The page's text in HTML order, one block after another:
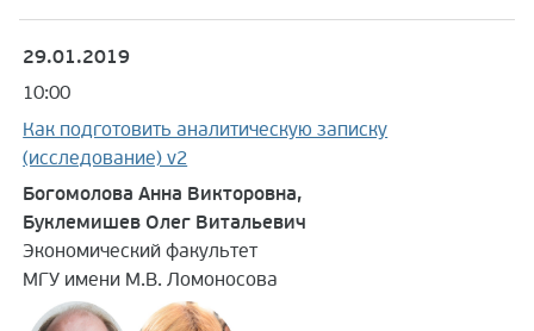
29.01.2019
10:00
Как подготовить аналитическую записку
(исследование) v2
Богомолова Анна Викторовна,
Буклемишев Олег Витальевич
Экономический факультет
МГУ имени М.В. Ломоносова